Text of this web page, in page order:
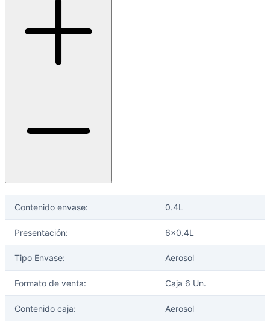
Contenido envase: 0.4L
Presentación: 6x0.4L
Tipo Envase: Aerosol
Formato de venta: Caja 6 Un.
Contenido caja: Aerosol